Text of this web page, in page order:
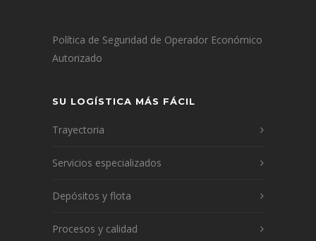
Política de Seguridad de Operador Económico
Autorizado
SU LOGÍSTICA MÁS FÁCIL
Trayectoria
Servicios especializados
Depósitos y flota
Procesos y calidad